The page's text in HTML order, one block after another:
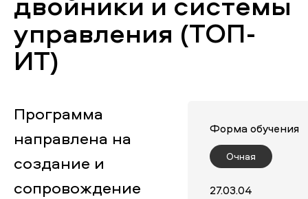
управления (ТОП-
ИТ)
Программа
направлена на
создание и
сопровождение
Форма обучения
Очная
27.03.04